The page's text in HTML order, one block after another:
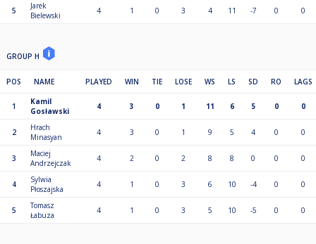
5
Jarek
Bielewski
4 1 0 3 4 11 -7 0 0
GROUP H
POS NAME PLAYED WIN TIE LOSE WS LS SD RO LAGS
1
Kamil
Gosławski
4 3 0 1 11 6 5 0 0
2
Hrach
Minasyan
4 3 0 1 9 5 4 0 0
3
Maciej
Andrzejczak
4 2 0 2 8 8 0 0 0
4
Sylwia
Płoszajska
4 1 0 3 6 10 -4 0 0
5
Tomasz
Łabuza
4 1 0 3 5 10 -5 0 0